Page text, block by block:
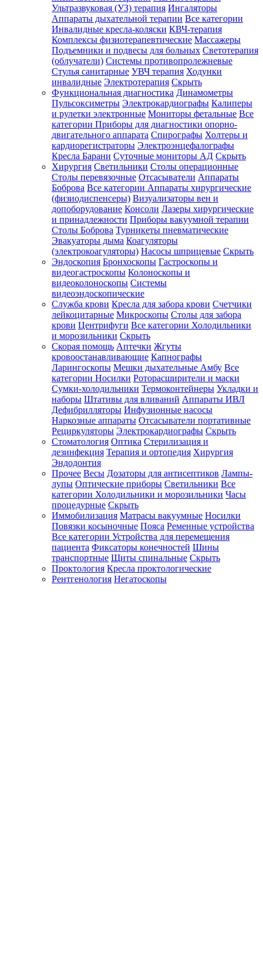
Ультразвуковая (УЗ) терапия Ингаляторы
Аппараты дыхательной терапии Все категории
Инвалидные кресла-коляски КВЧ-терапия
Комплексы физиотерапевтические Массажеры
Подъемники и подвесы для больных Светотерапия
(облучатели) Системы противопролежневые
Стулья санитарные УВЧ терапия Ходунки
инвалидные Электротерапия Скрыть
Функциональная диагностика Динамометры
Пульсоксиметры Электрокардиографы Калиперы
и рулетки электронные Мониторы фетальные Все
категории Приборы для диагностики опорно-
двигательного аппарата Спирографы Холтеры и
кардиорегистраторы Электроэнцефалографы
Кресла Барани Суточные мониторы АД Скрыть
Хирургия Светильники Столы операционные
Столы перевязочные Отсасыватели Аппараты
Боброва Все категории Аппараты хирургические
(физиодиспенсеры) Визуализаторы вен и
допоборудование Консоли Лазеры хирургические
и принадлежности Приборы вакуумной терапии
Столы Боброва Турникеты пневматические
Эвакуаторы дыма Коагуляторы
(электрокоагуляторы) Насосы шприцевые Скрыть
Эндоскопия Бронхоскопы Гастроскопы и
видеогастроскопы Колоноскопы и
видеоколоноскопы Системы
видеоэндоскопические
Служба крови Кресла для забора крови Счетчики
лейкоцитарные Микроскопы Столы для забора
крови Центрифуги Все категории Холодильники
и морозильники Скрыть
Скорая помощь Аптечки Жгуты
кровоостанавливающие Капнографы
Ларингоскопы Мешки дыхательные Амбу Все
категории Носилки Роторасширители и маски
Сумки-холодильники Термоконтейнеры Укладки и
наборы Штативы для вливаний Аппараты ИВЛ
Дефибрилляторы Инфузионные насосы
Наркозные аппараты Отсасыватели портативные
Рециркуляторы Электрокардиографы Скрыть
Стоматология Оптика Стерилизация и
дезинфекция Терапия и ортопедия Хирургия
Эндодонтия
Прочее Весы Дозаторы для антисептиков Лампы-
лупы Оптические приборы Светильники Все
категории Холодильники и морозильники Часы
процедурные Скрыть
Иммобилизация Матрасы вакуумные Носилки
Повязки косыночные Пояса Ременные устройства
Все категории Устройства для перемещения
пациента Фиксаторы конечностей Шины
транспортные Щиты спинальные Скрыть
Проктология Кресла проктологические
Рентгенология Негатоскопы